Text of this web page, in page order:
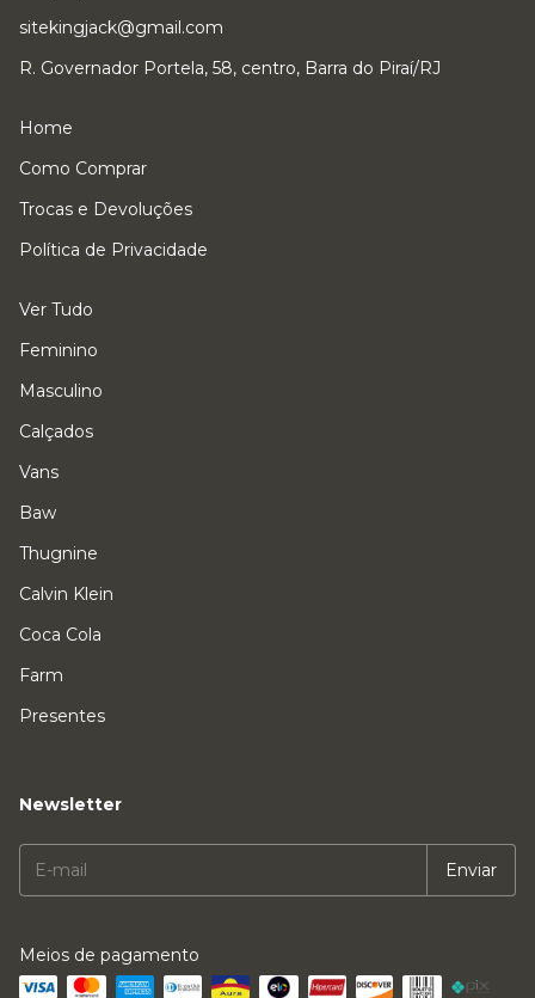
sitekingjack@gmail.com
R. Governador Portela, 58, centro, Barra do Piraí/RJ
Home
Como Comprar
Trocas e Devoluções
Política de Privacidade
Ver Tudo
Feminino
Masculino
Calçados
Vans
Baw
Thugnine
Calvin Klein
Coca Cola
Farm
Presentes
Newsletter
Meios de pagamento